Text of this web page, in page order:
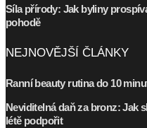
Síla přírody: Jak byliny
pohodě
NEJNOVĚJŠÍ ČLÁNKY
Ranní beauty rutina do 10
Neviditelná daň za bronz: Jak
létě podpořit